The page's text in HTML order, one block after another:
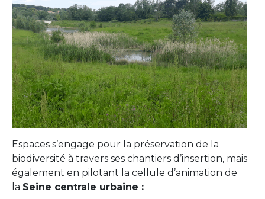
Espaces s’engage pour la préservation de la
biodiversité à travers ses chantiers d’insertion, mais
également en pilotant la cellule d’animation de
la Seine centrale urbaine :